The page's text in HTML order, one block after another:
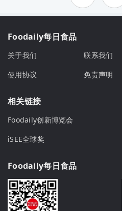
Foodaily每日食品
关于我们 联系我们
使用协议
免责声明
相关链接
Foodaily创新博览会
iSEE全球奖
Foodaily每日食品